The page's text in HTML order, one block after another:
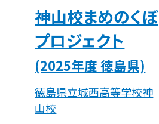
神山校まめのくぼ
プロジェクト
(2025年度 徳島県)
徳島県立城西高等学校神
山校